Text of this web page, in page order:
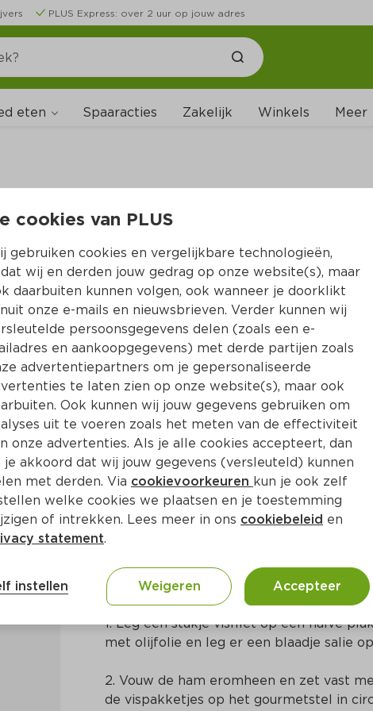
PLUS Express: over 2 uur op jouw adres
eten Spaaracties Zakelijk Winkels Meer
rauwe ham en salie
15 Min Mediterraans
Bereidingswijze
1. Leg een stukje visfilet op een halve
met olijfolie en leg er een blaadje salie
2. Vouw de ham eromheen en zet vast
de vispakketjes op het gourmetstel in
cookies van PLUS
gebruiken cookies en vergelijkbare technologieën,
wij en derden jouw gedrag op onze website(s), maar
daarbuiten kunnen volgen, ook wanneer je doorklikt
onze e-mails en nieuwsbrieven. Verder kunnen wij
persoonsgegevens delen (zoals een e-
en aankoopgegevens) met derde partijen zoals
advertentiepartners om je gepersonaliseerde
te laten zien op onze website(s), maar ook
Ook kunnen wij jouw gegevens gebruiken om
uit te voeren zoals het meten van de effectiviteit
onze advertenties. Als je alle cookies accepteert, dan
je akkoord dat wij jouw gegevens (versleuteld) kunnen
met derden. Via cookievoorkeuren kun je ook zelf
welke cookies we plaatsen en je toestemming
of intrekken. Lees meer in ons cookiebeleid en
statement.
instellen Weigeren Accepteer